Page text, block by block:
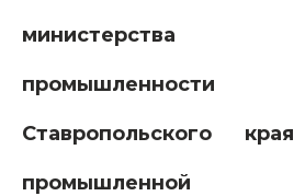
министерства
Ставропольского